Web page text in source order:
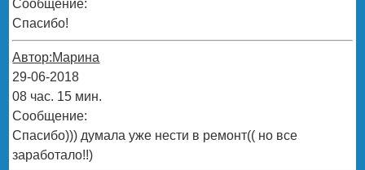
Сообщение:
Спасибо!
Автор:Марина
29-06-2018
08 час. 15 мин.
Сообщение:
Спасибо))) думала уже нести в ремонт(( но все
заработало!!)